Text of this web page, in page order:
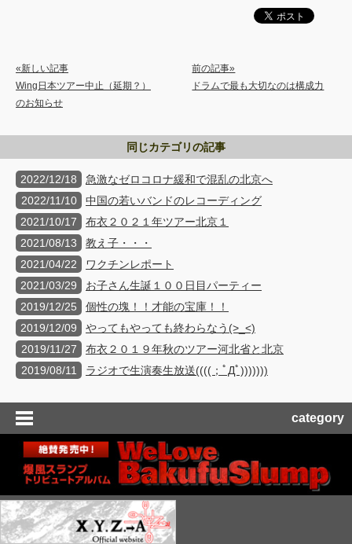
«新しい記事
Wing日本ツアー中止（延期？）
のお知らせ
前の記事»
ドラムで最も大切なのは構成力
同じカテゴリの記事
2022/12/18
急激なゼロコロナ緩和で混乱の北京へ
2022/11/10
中国の若いバンドのレコーディング
2021/10/17
布衣２０２１年ツアー北京１
2021/08/13
教え子・・・
2021/04/22
ワクチンレポート
2021/03/29
お子さん生誕１００日目パーティー
2019/12/25
個性の塊！！才能の宝庫！！
2019/12/09
やってもやっても終わらなう(>_<)
2019/11/27
布衣２０１９年秋のツアー河北省と北京
2019/08/11
ラジオで生演奏生放送((((；ﾟДﾟ)))))))
category